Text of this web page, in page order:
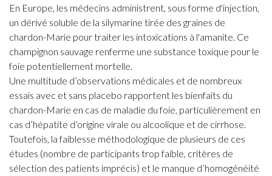
En Europe, les médecins administrent, sous forme d'injection,
un dérivé soluble de la silymarine tirée des graines de
chardon-Marie pour traiter les intoxications à l'amanite. Ce
champignon sauvage renferme une substance toxique pour le
foie potentiellement mortelle.
Une multitude d’observations médicales et de nombreux
essais avec et sans placebo rapportent les bienfaits du
chardon-Marie en cas de maladie du foie, particulièrement en
cas d’hépatite d’origine virale ou alcoolique et de cirrhose.
Toutefois, la faiblesse méthodologique de plusieurs de ces
études (nombre de participants trop faible, critères de
sélection des patients imprécis) et le manque d’homogénéité